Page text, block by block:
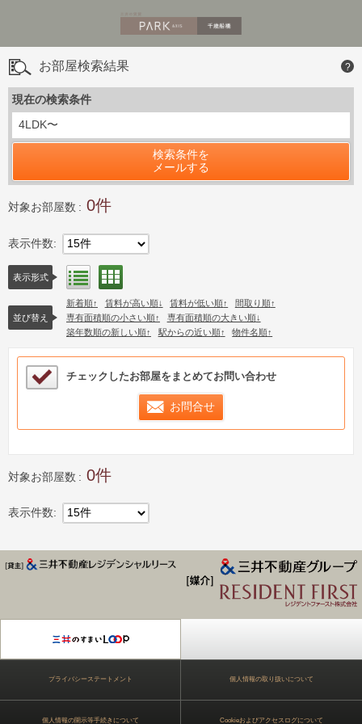
お部屋検索結果 ?
現在の検索条件
4LDK〜
検索条件を
メールする
対象お部屋数 0
表示件数 15件
表示形式 リスト表示
並び替え
新着順 賃料が高い順 賃料が低い順
間取り順
専有面積順の小さい順
専有面積順の大きい順
築年数順の新しい順
駅からの近い順 物件名順
検討中リストサンプル
チェックしたお部屋をまとめてお問い合わせ
お問合せ
対象お部屋数 0
表示件数 15件
レジデンス Park Axis
プライバシーステートメント 個人情報の取り扱いについて
個人情報の開示等手続きについて Cookieおよびアクセスログについて